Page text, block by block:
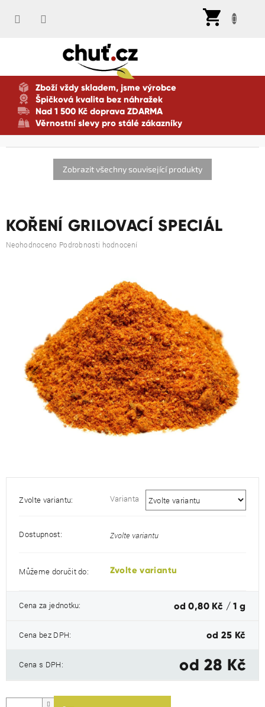
Zboží vždy skladem, jsme výrobce
Špičková kvalita bez náhražek
Nad 1 500 Kč doprava ZDARMA
Věrnostní slevy pro stálé zákazníky
KOŘENÍ GRILOVACÍ SPECIÁL
Průměrné
Neohodnoceno Podrobnosti hodnocení
Zvolte variantu: Varianta
Dostupnost: Zvolte variantu
Můžeme doručit do: Zvolte variantu
Cena za jednotku:
Měrná
od 0,80 Kč / 1 g
Cena bez DPH: od 25 Kč
Cena s DPH: od28 Kč
Zobrazit všechny související produkty